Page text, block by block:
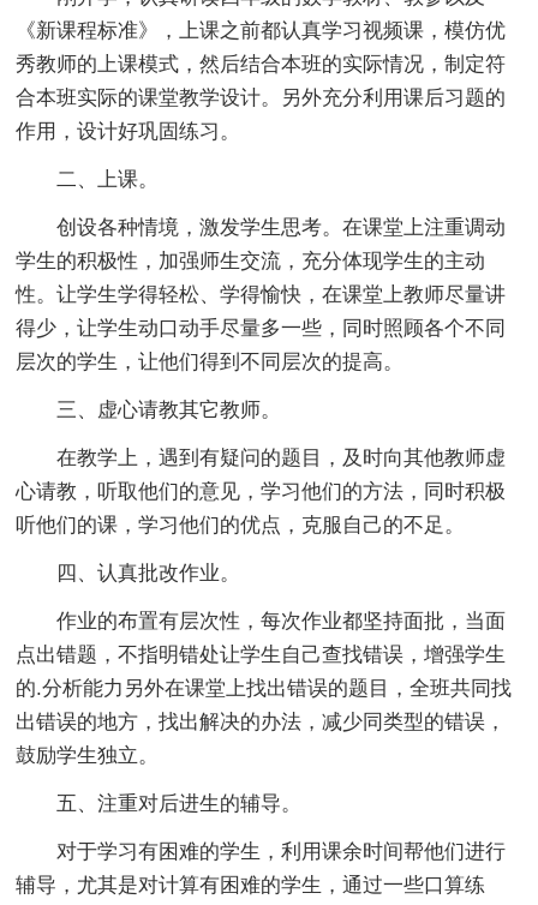
《新课程标准》，上课之前都认真学习视频课，模仿优
秀教师的上课模式，然后结合本班的实际情况，制定符
合本班实际的课堂教学设计。另外充分利用课后习题的
作用，设计好巩固练习。
二、上课。
创设各种情境，激发学生思考。在课堂上注重调动
学生的积极性，加强师生交流，充分体现学生的主动
性。让学生学得轻松、学得愉快，在课堂上教师尽量讲
得少，让学生动口动手尽量多一些，同时照顾各个不同
层次的学生，让他们得到不同层次的提高。
三、虚心请教其它教师。
在教学上，遇到有疑问的题目，及时向其他教师虚
心请教，听取他们的意见，学习他们的方法，同时积极
听他们的课，学习他们的优点，克服自己的不足。
四、认真批改作业。
作业的布置有层次性，每次作业都坚持面批，当面
点出错题，不指明错处让学生自己查找错误，增强学生
的.分析能力另外在课堂上找出错误的题目，全班共同找
出错误的地方，找出解决的办法，减少同类型的错误，
鼓励学生独立。
五、注重对后进生的辅导。
对于学习有困难的学生，利用课余时间帮他们进行
辅导，尤其是对计算有困难的学生，通过一些口算练